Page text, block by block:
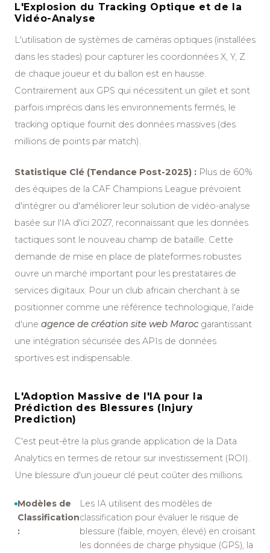
L'Explosion du Tracking Optique et de la
Vidéo-Analyse
L'utilisation de systèmes de caméras optiques (installées
dans les stades) pour capturer les coordonnées X, Y, Z
de chaque joueur et du ballon est en hausse.
Contrairement aux GPS qui nécessitent un gilet et sont
parfois imprécis dans les environnements fermés, le
tracking optique fournit des données massives (des
millions de points par match).
Statistique Clé (Tendance Post-2025) : Plus de 60%
des équipes de la CAF Champions League prévoient
d'intégrer ou d'améliorer leur solution de vidéo-analyse
basée sur l'IA d'ici 2027, reconnaissant que les données
tactiques sont le nouveau champ de bataille. Cette
demande de mise en place de plateformes robustes
ouvre un marché important pour les prestataires de
services digitaux. Pour un club africain cherchant à se
positionner comme une référence technologique, l'aide
d'une agence de création site web Marocgarantissant
une intégration sécurisée des APIs de données
sportives est indispensable.
L'Adoption Massive de l'IA pour la
Prédiction des Blessures (Injury
Prediction)
C'est peut-être la plus grande application de la Data
Analytics en termes de retour sur investissement (ROI).
Une blessure d'un joueur clé peut coûter des millions.
Modèles de
Classification
:
Les IA utilisent des modèles de
classification pour évaluer le risque de
blessure (faible, moyen, élevé) en croisant
les données de charge physique (GPS), la